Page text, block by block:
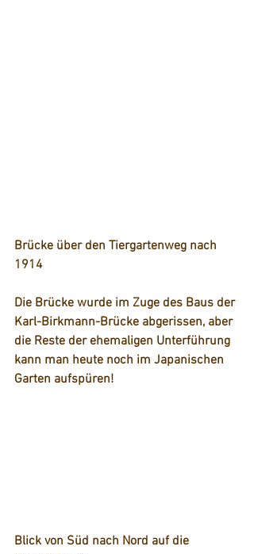
Brücke über den Tiergartenweg nach
1914
Die Brücke wurde im Zuge des Baus der
Karl-Birkmann-Brücke abgerissen, aber
die Reste der ehemaligen Unterführung
kann man heute noch im Japanischen
Garten aufspüren!
Blick von Süd nach Nord auf die